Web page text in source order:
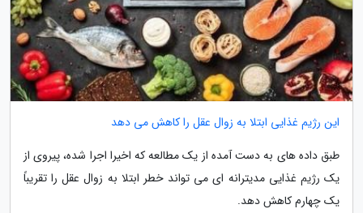
این رژیم غذایی ابتلا به زوال عقل را کاهش می دهد
طبق داده های به دست آمده از یک مطالعه که اخیرا اجرا شده، پیروی از
یک رژیم غذایی مدیترانه ای می تواند خطر ابتلا به زوال عقل را تقریباً
یک چهارم کاهش دهد.